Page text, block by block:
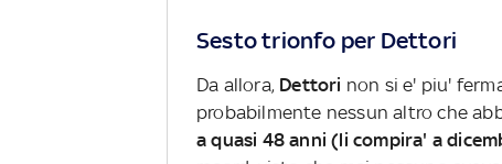
Sesto trionfo per Dettori
Da allora, Dettori non si e' piu'
probabilmente nessun altro che
a quasi 48 anni (li compira' a